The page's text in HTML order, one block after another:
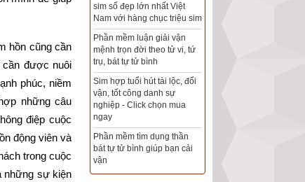
hồn cũng cần
cần được nuôi
phúc, niềm
những câu
điệp cuộc
động viên và
trong cuộc
những sự kiện
số đẹp lớn nhất Việt
với hàng chục triệu sim
trọn đời theo tử vi, tứ
bát tự tử bình
hợp tuổi hút tài lộc, đổi
- Click chọn mua
mềm tìm dụng thần
Xem bói sim phong thủy
theo khoa học tử vi, tứ trụ
chính xác nhất
Mua sim Thần tài, Thần tài
theo bạn! Giao sim miễn phí
Xem ngày đẹp - chọn ngày
tốt khởi sự theo kinh dịch
chính xác nhất
Tổng Kho Sim Năm sinh 0x -
9x - 8x -7x -6x giá rẻ nhất thị
trường - Click xem ngay